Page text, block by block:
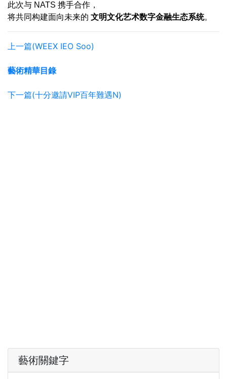
此次与 NATS 携手合作，
将共同构建面向未来的 文明文化艺术数字金融生态系统。
上一篇(WEEX IEO Soo)
藝術精華目錄
下一篇(十分邀請VIP百年難遇N)
藝術關鍵字